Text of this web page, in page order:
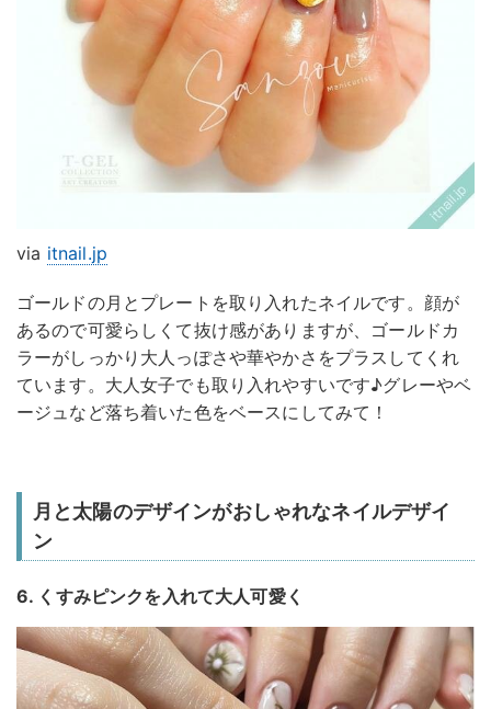
via itnail.jp
ゴールドの月とプレートを取り入れたネイルです。顔が
あるので可愛らしくて抜け感がありますが、ゴールドカ
ラーがしっかり大人っぽさや華やかさをプラスしてくれ
ています。大人女子でも取り入れやすいです♪グレーやベ
ージュなど落ち着いた色をベースにしてみて！
月と太陽のデザインがおしゃれなネイルデザイ
ン
6. くすみピンクを入れて大人可愛く